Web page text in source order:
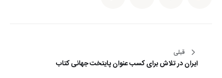
راهبری
نوشته
قبلی
ایران در تلاش برای کسب عنوان پایتخت جهانی کتاب